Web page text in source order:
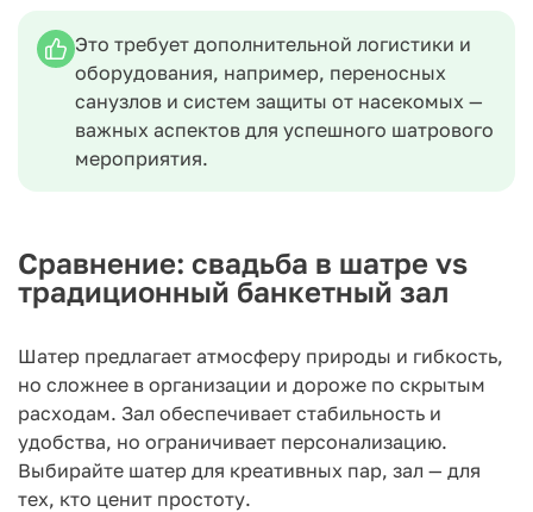
Это требует дополнительной логистики и
оборудования, например, переносных
санузлов и систем защиты от насекомых —
важных аспектов для успешного шатрового
мероприятия.
Сравнение: свадьба в шатре vs
традиционный банкетный зал
Шатер предлагает атмосферу природы и гибкость,
но сложнее в организации и дороже по скрытым
расходам. Зал обеспечивает стабильность и
удобства, но ограничивает персонализацию.
Выбирайте шатер для креативных пар, зал — для
тех, кто ценит простоту.